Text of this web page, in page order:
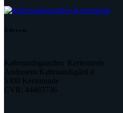
Adresse
Købmandsgaarden Kerteminde
Andresens Købmandsgård 4
5300 Kerteminde
CVR: 44465736